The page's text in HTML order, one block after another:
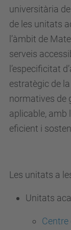
universitària
de les unitats
l’àmbit de
serveis
l’especificitat
estratègic de
normatives de
aplicable, amb
eficient i
Les unitats a
Unitats